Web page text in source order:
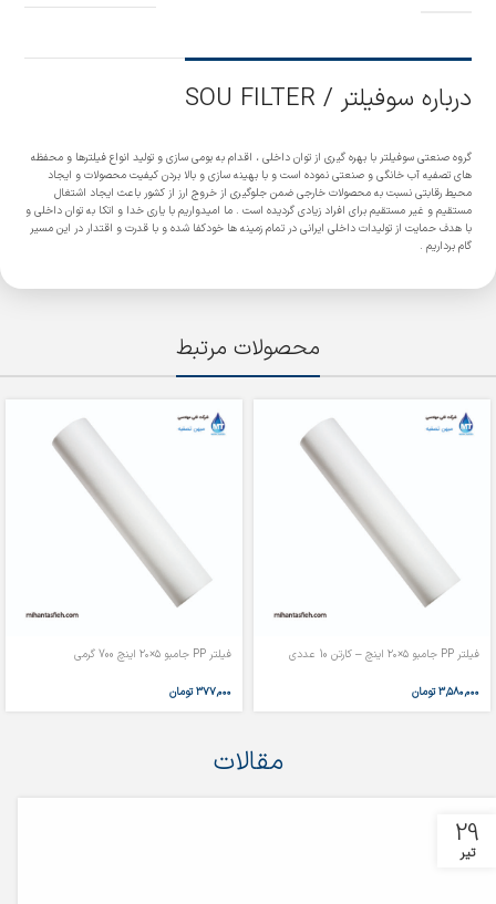
درباره سوفیلتر / SOU FILTER
گروه صنعتی سوفیلتر با بهره گیری از توان داخلی ، اقدام به بومی سازی و تولید انواع فیلترها و محفظه
های تصفیه آب خانگی و صنعتی نموده است و با بهینه سازی و بالا بردن کیفیت محصولات و ایجاد
محیط رقابتی نسبت به محصولات خارجی ضمن جلوگیری از خروج ارز از کشور باعث ایجاد اشتغال
مستقیم و غیر مستقیم برای افراد زیادی گردیده است . ما امیدواریم با یاری خدا و اتکا به توان داخلی و
با هدف حمایت از تولیدات داخلی ایرانی در تمام زمینه ها خودکفا شده و با قدرت و اقتدار در این مسیر
گام برداریم .
محصولات مرتبط
فیلتر PP جامبو ۵×۲۰ اینچ – کارتن 10 عددی
۳,۵۸۰,۰۰۰ تومان
فیلتر PP جامبو ۵×۲۰ اینچ 700 گرمی
۳۷۷,۰۰۰ تومان
مقالات
29
تیر